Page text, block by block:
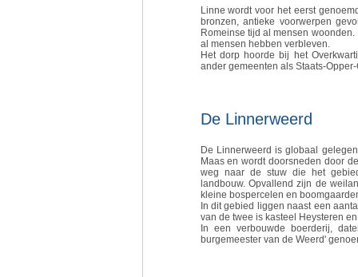
Linne wordt voor het eerst
bronzen, antieke voorwerpen
Romeinse tijd al mensen
al mensen hebben verbleven.
Het dorp hoorde bij het
ander gemeenten als Staats-
De Linnerweerd
De Linnerweerd is globaal
Maas en wordt doorsneden door
weg naar de stuw die het
landbouw. Opvallend zijn de
kleine bospercelen en
In dit gebied liggen naast een
van de twee is kasteel Heysteren
In een verbouwde boerderij,
burgemeester van de Weerd'